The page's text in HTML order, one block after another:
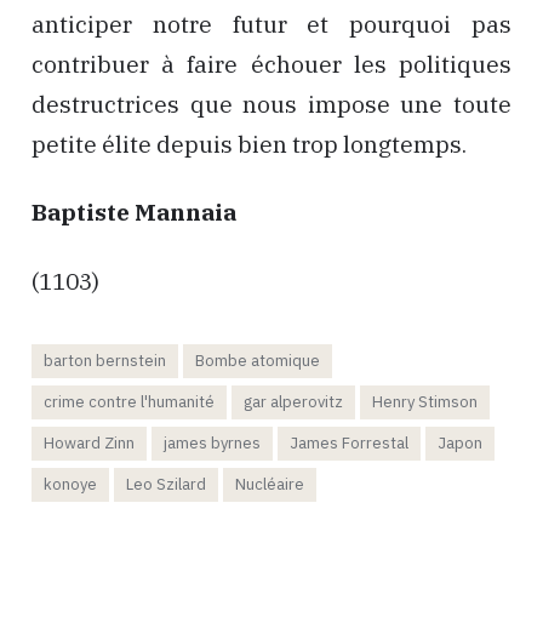
anticiper notre futur et pourquoi pas
contribuer à faire échouer les politiques
destructrices que nous impose une toute
petite élite depuis bien trop longtemps.
Baptiste Mannaia
(1103)
barton bernstein
Bombe atomique
crime contre l'humanité
gar alperovitz
Henry Stimson
Howard Zinn
james byrnes James Forrestal
Japon
konoye
Leo Szilard Nucléaire